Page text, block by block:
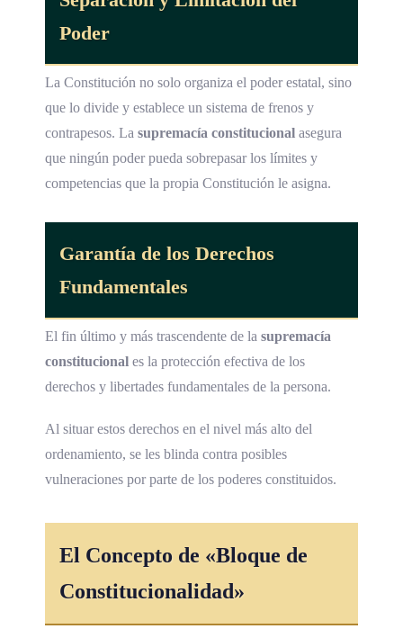
Poder
La Constitución no solo organiza el poder estatal, sino
que lo divide y establece un sistema de frenos y
contrapesos. La supremacía constitucional asegura
que ningún poder pueda sobrepasar los límites y
competencias que la propia Constitución le asigna.
Garantía de los Derechos
Fundamentales
El fin último y más trascendente de la supremacía
constitucional es la protección efectiva de los
derechos y libertades fundamentales de la persona.
Al situar estos derechos en el nivel más alto del
ordenamiento, se les blinda contra posibles
vulneraciones por parte de los poderes constituidos.
El Concepto de «Bloque de
Constitucionalidad»